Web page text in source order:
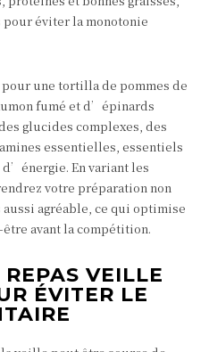
éviter la monotonie
une tortilla de pommes de
fumé et d’épinards
glucides complexes, des
essentielles, essentiels
En variant les
votre préparation non
agréable, ce qui optimise
avant la compétition.
VEILLE
ÉVITER LE